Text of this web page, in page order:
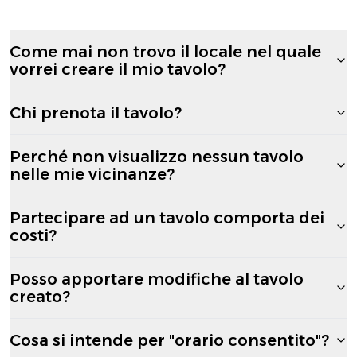
Come mai non trovo il locale nel quale
vorrei creare il mio tavolo?
Chi prenota il tavolo?
Perché non visualizzo nessun tavolo
nelle mie vicinanze?
Partecipare ad un tavolo comporta dei
costi?
Posso apportare modifiche al tavolo
creato?
Cosa si intende per "orario consentito"?